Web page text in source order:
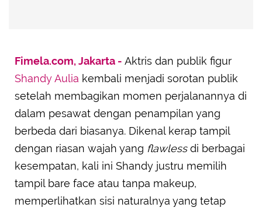
Fimela.com, Jakarta - Aktris dan publik figur
Shandy Aulia kembali menjadi sorotan publik
setelah membagikan momen perjalanannya di
dalam pesawat dengan penampilan yang
berbeda dari biasanya. Dikenal kerap tampil
dengan riasan wajah yang flawlessdi berbagai
kesempatan, kali ini Shandy justru memilih
tampil bare face atau tanpa makeup,
memperlihatkan sisi naturalnya yang tetap